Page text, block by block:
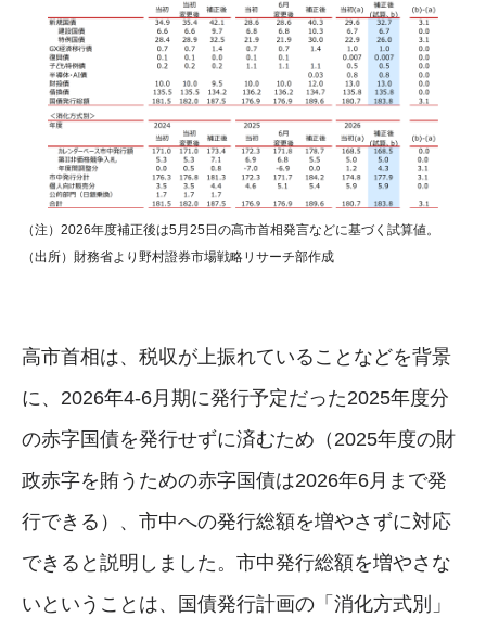
（注）2026年度補正後は5月25日の高市首相発言などに基づく試算値。
（出所）財務省より野村證券市場戦略リサーチ部作成
高市首相は、税収が上振れていることなどを背景
に、2026年4-6月期に発行予定だった2025年度分
の赤字国債を発行せずに済むため（2025年度の財
政赤字を賄うための赤字国債は2026年6月まで発
行できる）、市中への発行総額を増やさずに対応
できると説明しました。市中発行総額を増やさな
いということは、国債発行計画の「消化方式別」